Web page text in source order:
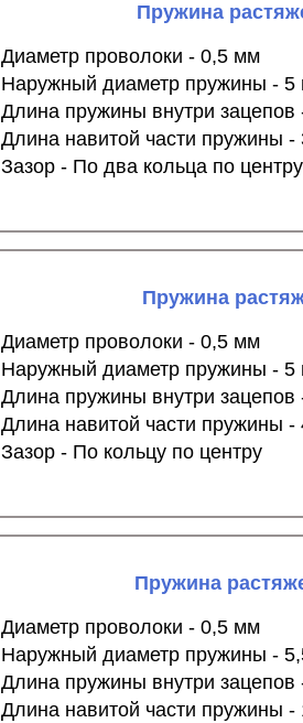
Пружина
Диаметр проволоки - 0,5 мм
Наружный диаметр пружины - 5
Длина пружины внутри
Длина навитой части пружины
Зазор - По два кольца по центру
Пружина
Диаметр проволоки - 0,5 мм
Наружный диаметр пружины - 5
Длина пружины внутри
Длина навитой части пружины
Зазор - По кольцу по центру
Пружина
Диаметр проволоки - 0,5 мм
Наружный диаметр пружины -
Длина пружины внутри
Длина навитой части пружины